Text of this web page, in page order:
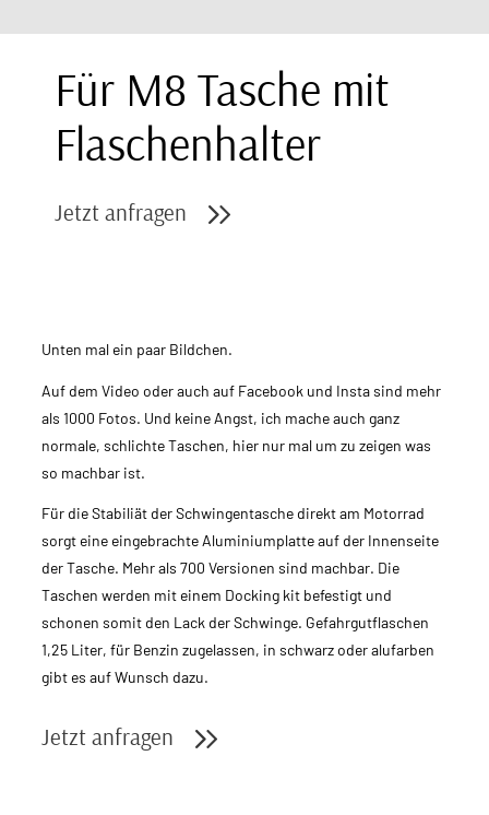
Für M8 Tasche mit
Flaschenhalter
Jetzt anfragen
Unten mal ein paar Bildchen.
Auf dem Video oder auch auf Facebook und Insta sind mehr
als 1000 Fotos. Und keine Angst, ich mache auch ganz
normale, schlichte Taschen, hier nur mal um zu zeigen was
so machbar ist.
Für die Stabiliät der Schwingentasche direkt am Motorrad
sorgt eine eingebrachte Aluminiumplatte auf der Innenseite
der Tasche. Mehr als 700 Versionen sind machbar. Die
Taschen werden mit einem Docking kit befestigt und
schonen somit den Lack der Schwinge. Gefahrgutflaschen
1,25 Liter, für Benzin zugelassen, in schwarz oder alufarben
gibt es auf Wunsch dazu.
Jetzt anfragen